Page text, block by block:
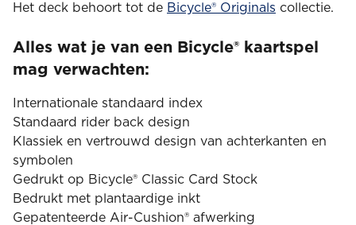
Het deck behoort tot de Bicycle® Originals collectie.
Alles wat je van een Bicycle® kaartspel
mag verwachten:
Internationale standaard index
Standaard rider back design
Klassiek en vertrouwd design van achterkanten en
symbolen
Gedrukt op Bicycle® Classic Card Stock
Bedrukt met plantaardige inkt
Gepatenteerde Air-Cushion® afwerking